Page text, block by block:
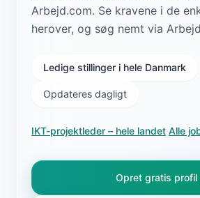
Arbejd.com. Se kravene i de
herover, og søg nemt via
Ledige stillinger i hele Danmark
Opdateres dagligt
IKT-projektleder – hele landet·Alle
Opret gratis profil